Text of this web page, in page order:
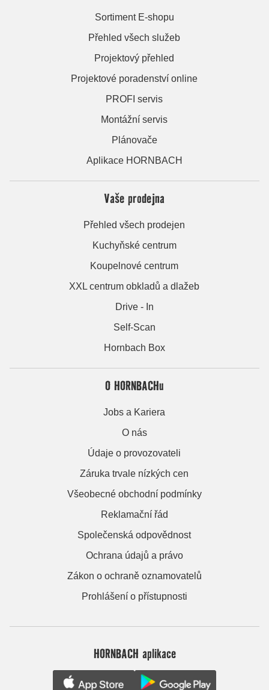
Sortiment E-shopu
Přehled všech služeb
Projektový přehled
Projektové poradenství online
PROFI servis
Montážní servis
Plánovače
Aplikace HORNBACH
Vaše prodejna
Přehled všech prodejen
Kuchyňské centrum
Koupelnové centrum
XXL centrum obkladů a dlažeb
Drive - In
Self-Scan
Hornbach Box
O HORNBACHu
Jobs a Kariera
O nás
Údaje o provozovateli
Záruka trvale nízkých cen
Všeobecné obchodní podmínky
Reklamační řád
Společenská odpovědnost
Ochrana údajů a právo
Zákon o ochraně oznamovatelů
Prohlášení o přístupnosti
HORNBACH aplikace